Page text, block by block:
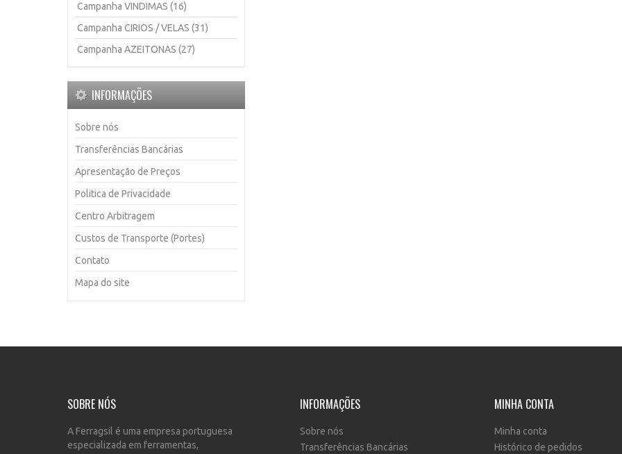
Campanha VINDIMAS (16)
Campanha CIRIOS / VELAS (31)
Campanha AZEITONAS (27)
INFORMAÇÕES
Sobre nós
Transferências Bancárias
Apresentação de Preços
Politica de Privacidade
Centro Arbitragem
Custos de Transporte (Portes)
Contato
Mapa do site
SOBRE NÓS
A Ferragsil é uma empresa portuguesa
especializada em ferramentas,
INFORMAÇÕES
Sobre nós
Transferências Bancárias
MINHA CONTA
Minha conta
Histórico de pedidos